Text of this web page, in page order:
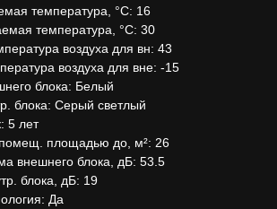
температура, °С: 16
температура, °С: 30
воздуха для вн: 43
воздуха для вне: -15
блока: Белый
блока: Серый светлый
5 лет
площадью до, м²: 26
внешнего блока, дБ: 53.5
блока, дБ: 19
Да